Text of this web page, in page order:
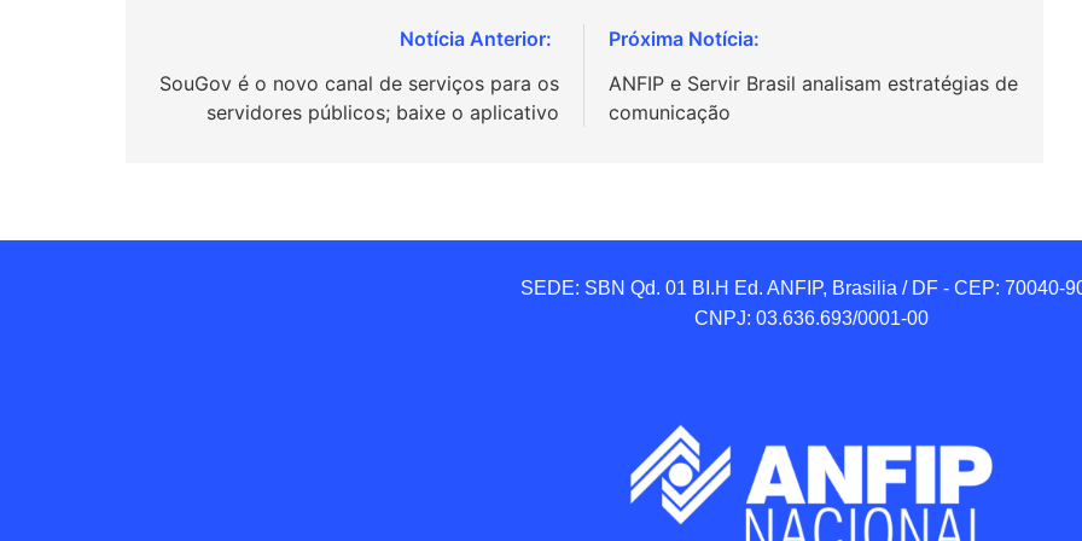
de
Post
SouGov é o novo canal de serviços para os
servidores públicos; baixe o aplicativo
ANFIP e Servir Brasil analisam estratégias de
comunicação
SEDE: SBN Qd. 01 BI.H Ed. ANFIP, Brasilia / DF - CEP: 70040-
CNPJ: 03.636.693/0001-00